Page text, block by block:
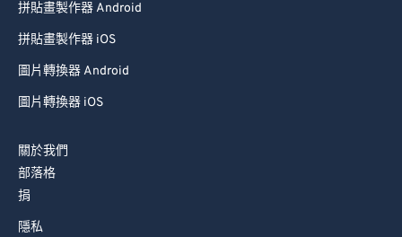
拼貼畫製作器 Android
拼貼畫製作器 iOS
圖片轉換器 Android
圖片轉換器 iOS
關於我們
部落格
捐
隱私